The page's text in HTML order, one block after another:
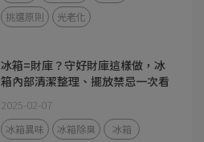
挑選原則
光老化
冰箱=財庫？守好財庫這樣做，冰
箱內部清潔整理、擺放禁忌一次看
2025-02-07
冰箱異味 冰箱除臭
冰箱